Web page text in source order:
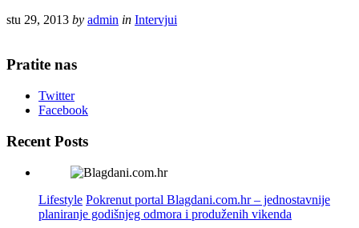
stu 29, 2013 by admin in Intervjui
Pratite nas
Twitter
Facebook
Recent Posts
Lifestyle Pokrenut portal Blagdani.com.hr – jednostavnije
planiranje godišnjeg odmora i produženih vikenda